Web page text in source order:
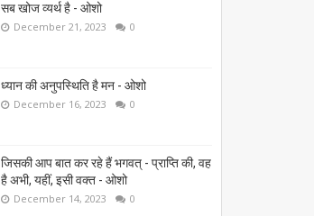
सब खोज व्यर्थ है - ओशो
December 21, 2023 0
ध्यान की अनुपस्थिति है मन - ओशो
December 16, 2023 0
जिसकी आप बात कर रहे हैं भगवत् - प्राप्ति की, वह
है अभी, यहीं, इसी वक्त - ओशो
December 14, 2023 0